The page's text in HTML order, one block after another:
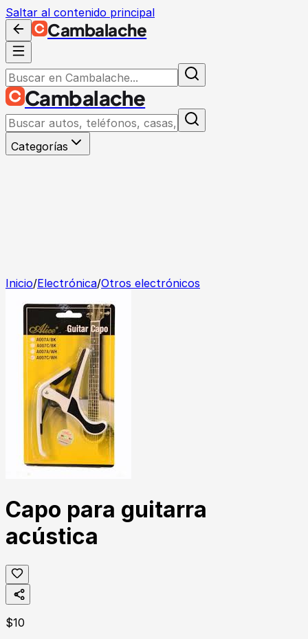
Saltar al contenido principal
Cambalache
Cambalache
Categorías
Inicio/Electrónica/Otros electrónicos
Capo para guitarra
acústica
$10